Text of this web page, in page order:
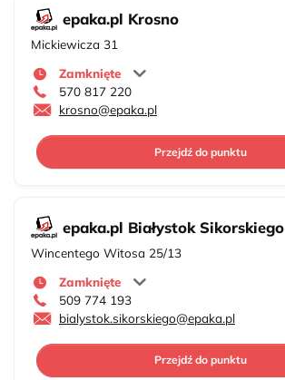
epaka.pl Krosno
Mickiewicza 31
Zamknięte
570 817 220
krosno@epaka.pl
Przejdź do punktu
epaka.pl Białystok Sikorskiego
Wincentego Witosa 25/13
Zamknięte
509 774 193
bialystok.sikorskiego@epaka.pl
Przejdź do punktu